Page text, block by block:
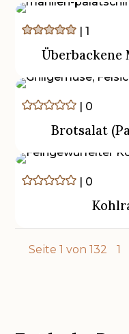
|1
| 0
Brotsalat
| 0
Seite 1 von 132 1